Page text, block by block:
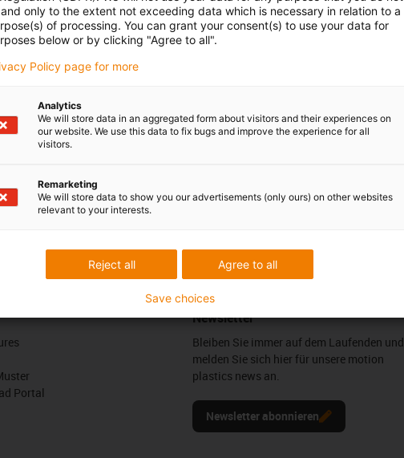
Fragen auch
Föttinger
phone
schreiben
Beratung und Lieferung
Persönlich
Online
Lob & Kritik
Portal
Newsletter
Bleiben Sie immer auf dem Laufenden und
melden Sie sich hier für unsere motion
plastics news an.
Newsletter abonnieren
only to the extent not exceeding data which is necessary in relation to a
of processing. You can grant your consent(s) to use your data for
below or by clicking "Agree to all".
Policy page for more
Analytics
We will store data in an aggregated form about visitors and their experiences on
our website. We use this data to fix bugs and improve the experience for all
visitors.
Remarketing
We will store data to show you our advertisements (only ours) on other websites
relevant to your interests.
Agree to all
Reject all
Save choices